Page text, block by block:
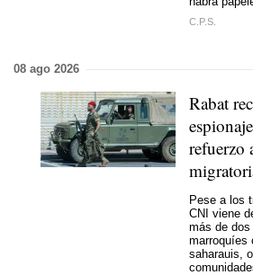
C.P.S.
08 ago 2026
Rabat
refuerzo
Pese a los
CNI viene
más de dos
marroquíes
saharauis,